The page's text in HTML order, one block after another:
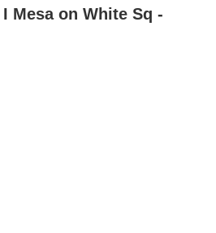
Mesa on White Sq -